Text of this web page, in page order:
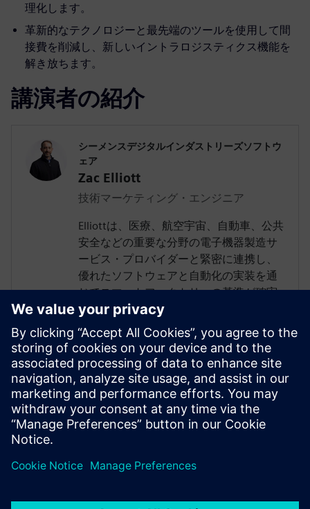
理化します。
革新的なテクノロジーと最先端のツールを使用して間
接費を削減し、新しいイントラロジスティクス機能を
解き放ちます。
講演者の紹介
シーメンスデジタルインダストリーズソフトウ
ェア
Zac Elliott
技術マーケティング・エンジニア
Elliottは、医療、航空宇宙、自動車、公共
安全などの重要な分野の電子機器製造サ
ービス・プロバイダーと緊密に連携し、
優れたソフトウェアと自動化の実装を通
じてスマートファクトリーの基準が確実
に満たされるようにしています。世界有
数の受託電子機器メーカーでソリューシ
ョンを考案した経験があり、インダスト
リー4.0の市場ダイナミクスを深く理解し
ています。Elliottは特にIPC作業グループ
に積極的に貢献し、重要な電子部品のト
レーサビリティに関する業界標準を構築
しています。